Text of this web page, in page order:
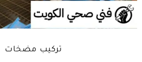
تركيب مضخات